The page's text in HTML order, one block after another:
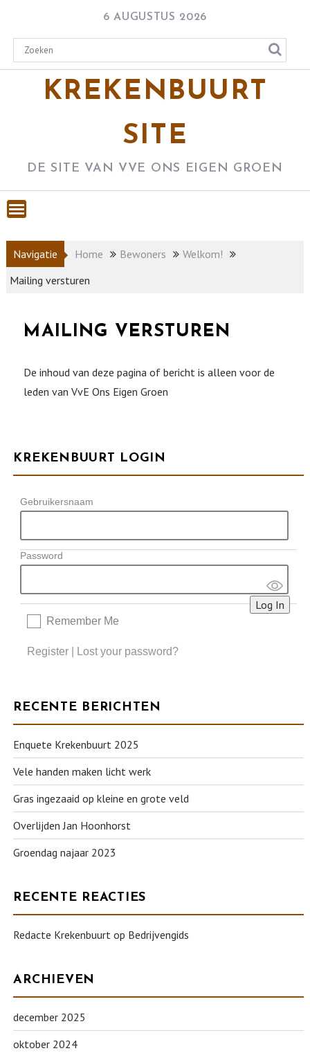
content
6 AUGUSTUS 2026
KREKENBUURT
SITE
DE SITE VAN VVE ONS EIGEN GROEN
Navigatie Home Bewoners
Welkom!
Mailing versturen
MAILING VERSTUREN
De inhoud van deze pagina of bericht is alleen voor de
leden van VvE Ons Eigen Groen
KREKENBUURT LOGIN
Gebruikersnaam
Password
Remember Me
Register Lost your password?
RECENTE BERICHTEN
Enquete Krekenbuurt 2025
Vele handen maken licht werk
Gras ingezaaid op kleine en grote veld
Overlijden Jan Hoonhorst
Groendag najaar 2023
RECENTE REACTIES
Redacte Krekenbuurt op Bedrijvengids
ARCHIEVEN
december 2025
oktober 2024